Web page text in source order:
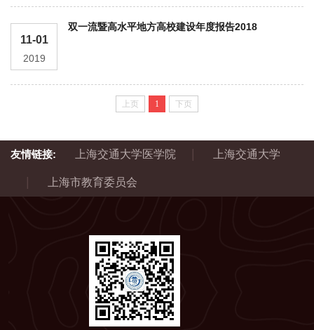
11-01
2019
双一流暨高水平地方高校建设年度报告2018
上页 1 下页
友情链接: 上海交通大学医学院 | 上海交通大学
| 上海市教育委员会